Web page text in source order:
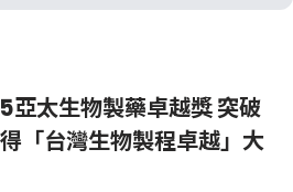
亞太生物製藥卓越獎 突破
「台灣生物製程卓越」大